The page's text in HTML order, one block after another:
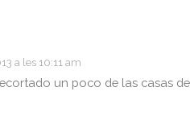
a les 10:11 am
un poco de las casas